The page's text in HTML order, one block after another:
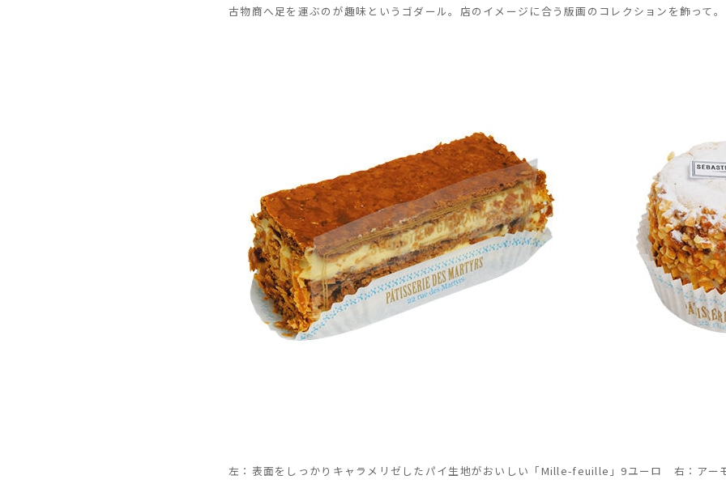
古物商へ足を運ぶのが趣味というゴダール。店のイメージに合う版画のコレクションを飾って。
左：表面をしっかりキャラメリゼしたパイ生地がおいしい「Mille-feuille」9ユーロ 右：アー